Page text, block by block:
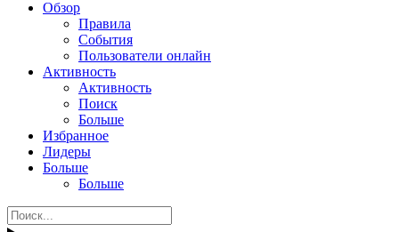
Обзор
Правила
События
Пользователи онлайн
Активность
Активность
Поиск
Больше
Избранное
Лидеры
Больше
Больше